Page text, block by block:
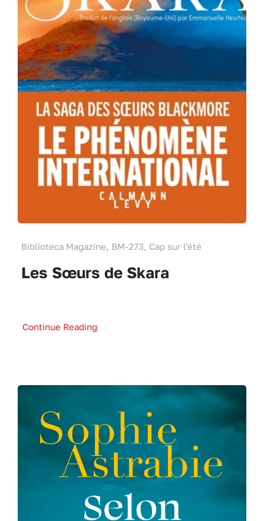
Biblioteca Magazine, BM-273, Cap sur l'été
Les Sœurs de Skara
Continue Reading